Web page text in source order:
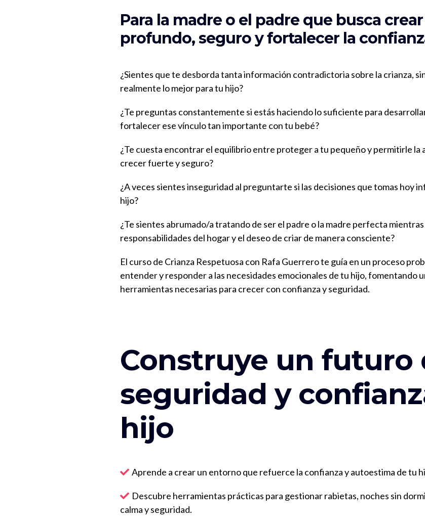
Para la madre o el padre que busca
profundo, seguro y fortalecer la
¿Sientes que te desborda tanta información contradictoria sobre la crianza,
realmente lo mejor para tu hijo?
¿Te preguntas constantemente si estás haciendo lo suficiente para
fortalecer ese vínculo tan importante con tu bebé?
¿Te cuesta encontrar el equilibrio entre proteger a tu pequeño y permitirle la
crecer fuerte y seguro?
¿A veces sientes inseguridad al preguntarte si las decisiones que tomas hoy
hijo?
¿Te sientes abrumado/a tratando de ser el padre o la madre perfecta
responsabilidades del hogar y el deseo de criar de manera consciente?
El curso de Crianza Respetuosa con Rafa Guerrero te guía en un proceso
entender y responder a las necesidades emocionales de tu hijo, fomentando
herramientas necesarias para crecer con confianza y seguridad.
Construye un futuro
seguridad y
hijo
Aprende a crear un entorno que refuerce la confianza y autoestima de tu
Descubre herramientas prácticas para gestionar rabietas, noches sin
calma y seguridad.